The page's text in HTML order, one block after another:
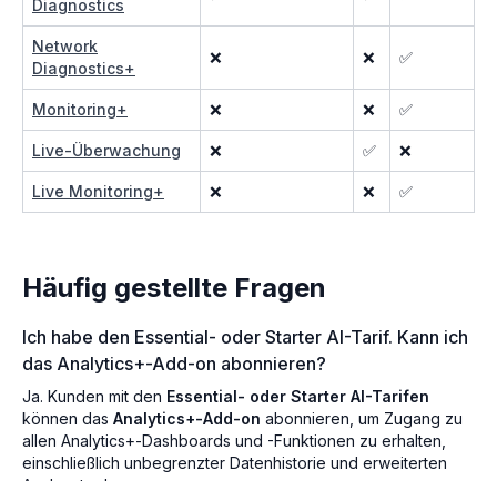
Diagnostics
Network
Diagnostics+
❌ ❌ ✅
Monitoring+ ❌ ❌ ✅
Live-Überwachung ❌ ✅ ❌
Live Monitoring+ ❌ ❌ ✅
Häufig gestellte Fragen
Ich habe den Essential- oder Starter AI-Tarif. Kann ich
das Analytics+-Add-on abonnieren?
Ja. Kunden mit den Essential- oder Starter AI-Tarifen
können das Analytics+-Add-on abonnieren, um Zugang zu
allen Analytics+-Dashboards und -Funktionen zu erhalten,
einschließlich unbegrenzter Datenhistorie und erweiterten